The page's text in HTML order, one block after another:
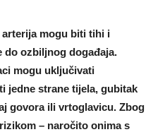
mogu biti tihi i
do ozbiljnog događaja.
mogu uključivati
jedne strane tijela, gubitak
govora ili vrtoglavicu. Zbog
– naročito onima s